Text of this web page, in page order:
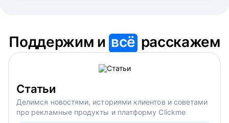
Поддержим ивсё расскажем
Статьи
Делимся новостями, историями клиентов и советами
про рекламные продукты и платформу Clickme